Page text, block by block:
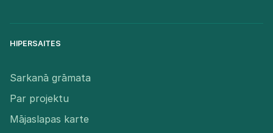
HIPERSAITES
Sarkanā grāmata
Par projektu
Mājaslapas karte